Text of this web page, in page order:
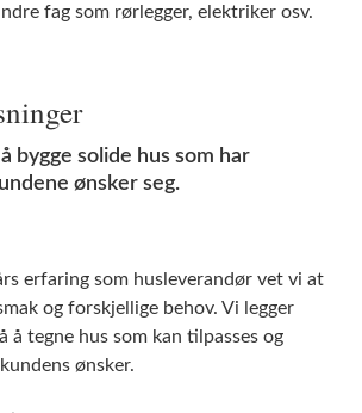
fag som rørlegger, elektriker osv.
bygge solide hus som har
ønsker seg.
erfaring som husleverandør vet vi at
og forskjellige behov. Vi legger
å tegne hus som kan tilpasses og
ønsker.